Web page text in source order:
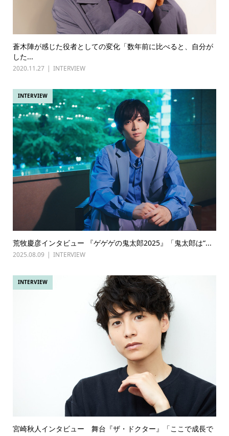
蒼木陣が感じた役者としての変化「数年前に比べると、自分が
した...
2020.11.27 INTERVIEW
INTERVIEW
荒牧慶彦インタビュー 『ゲゲゲの鬼太郎2025』「鬼太郎は“...
2025.08.09 INTERVIEW
INTERVIEW
宮崎秋人インタビュー 舞台『ザ・ドクター』「ここで成長で